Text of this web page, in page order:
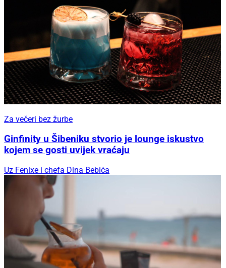
Za večeri bez žurbe
Ginfinity u Šibeniku stvorio je lounge iskustvo
kojem se gosti uvijek vraćaju
Uz Fenixe i chefa Dina Bebića